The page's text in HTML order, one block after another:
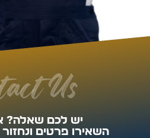
Us
יש לכם שאלה?
השאירו פרטים